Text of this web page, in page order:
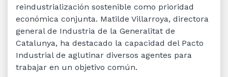
reindustrialización sostenible como prioridad
económica conjunta. Matilde Villarroya, directora
general de Industria de la Generalitat de
Catalunya, ha destacado la capacidad del Pacto
Industrial de aglutinar diversos agentes para
trabajar en un objetivo común.